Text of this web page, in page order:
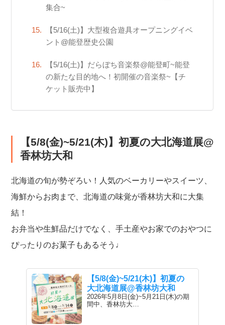
集合~
【5/16(土)】大型複合遊具オープニングイベ
ント@能登歴史公園
【5/16(土)】だらぼち音楽祭@能登町~能登
の新たな目的地へ！初開催の音楽祭~【チ
ケット販売中】
【5/8(金)~5/21(木)】初夏の大北海道展@
香林坊大和
北海道の旬が勢ぞろい！人気のベーカリーやスイーツ、
海鮮からお肉まで、北海道の味覚が香林坊大和に大集
結！
お弁当や生鮮品だけでなく、手土産やお家でのおやつに
ぴったりのお菓子もあるそう♩
【5/8(金)~5/21(木)】初夏の
大北海道展@香林坊大和
2026年5月8日(金)~5月21日(木)の期
間中、香林坊大…